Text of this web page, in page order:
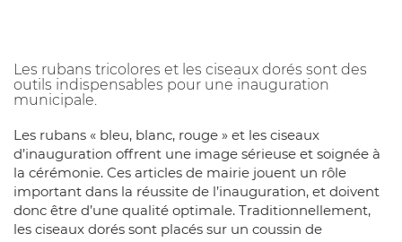
Les rubans tricolores et les ciseaux dorés sont des
outils indispensables pour une inauguration
municipale.
Les rubans « bleu, blanc, rouge » et les ciseaux
d’inauguration offrent une image sérieuse et soignée à
la cérémonie. Ces articles de mairie jouent un rôle
important dans la réussite de l’inauguration, et doivent
donc être d’une qualité optimale. Traditionnellement,
les ciseaux dorés sont placés sur un coussin de